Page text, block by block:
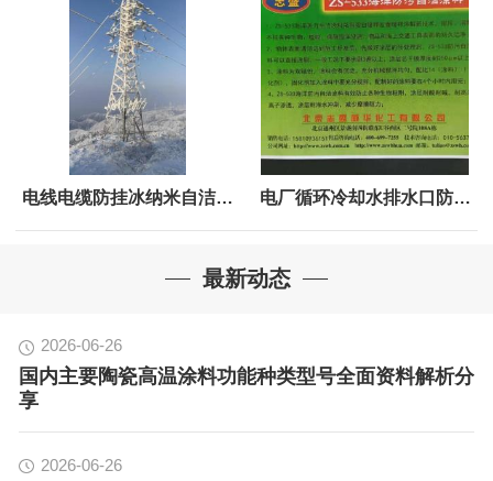
电线电缆防挂冰纳米自洁涂 电厂循环冷却水排水口防微
最新动态
2026-06-26
国内主要陶瓷高温涂料功能种类型号全面资料解析分
享
2026-06-26